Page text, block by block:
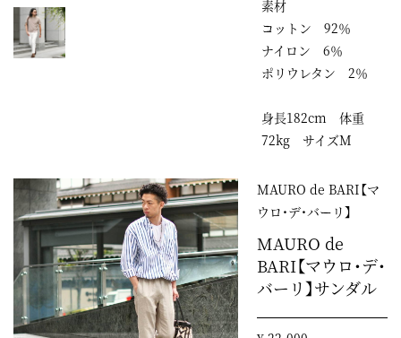
素材
コットン 92％
ナイロン 6％
ポリウレタン 2％
身長182cm 体重
72kg サイズM
MAURO de BARI【マ
ウロ・デ・バーリ】
MAURO de
BARI【マウロ・デ・
バーリ】サンダル